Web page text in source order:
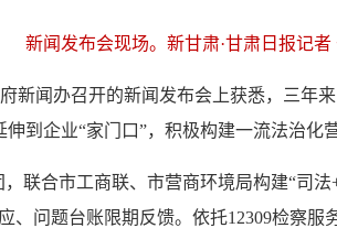
新闻发布会现场。新甘肃·甘肃日报记者
新闻办召开的新闻发布会上获悉，三年
到企业“家门口”，积极构建一流法治化
联合市工商联、市营商环境局构建“司
问题台账限期反馈。依托12309检察